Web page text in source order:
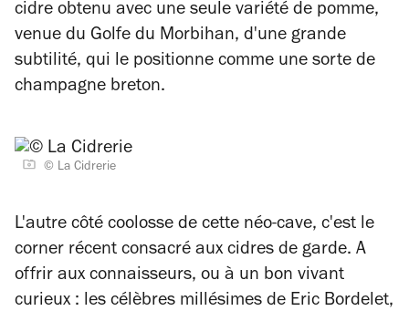
cidre obtenu avec une seule variété de pomme,
venue du Golfe du Morbihan, d'une grande
subtilité, qui le positionne comme une sorte de
champagne breton.
© La Cidrerie
L'autre côté coolosse de cette néo-cave, c'est le
corner récent consacré aux cidres de garde. A
offrir aux connaisseurs, ou à un bon vivant
curieux : les célèbres millésimes de Eric Bordelet,